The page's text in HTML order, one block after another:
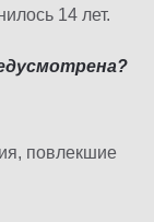
14 лет.
повлекшие